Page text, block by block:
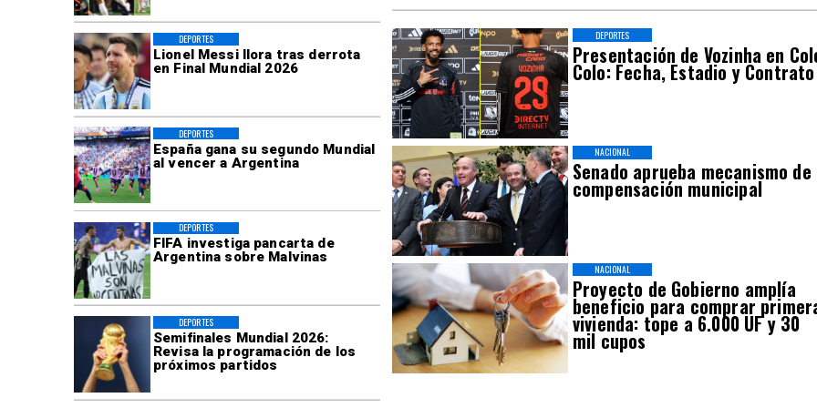
Lionel Messi llora tras derrota
en Final Mundial 2026
DEPORTES
España gana su segundo Mundial
al vencer a Argentina
DEPORTES
FIFA investiga pancarta de
Argentina sobre Malvinas
DEPORTES
Semifinales Mundial 2026:
Revisa la programación de los
próximos partidos
DEPORTES
Presentación de Vozinha en
Colo: Fecha, Estadio y Contrato
DEPORTES
Senado aprueba mecanismo de
compensación municipal
NACIONAL
Proyecto de Gobierno amplía
beneficio para comprar
vivienda: tope a 6.000 UF y 30
mil cupos
NACIONAL